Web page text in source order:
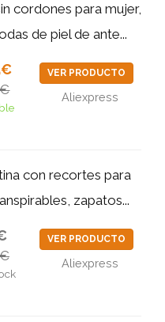
cordones para mujer,
de piel de ante...
VER PRODUCTO
Aliexpress
con recortes para
zapatos...
VER PRODUCTO
Aliexpress